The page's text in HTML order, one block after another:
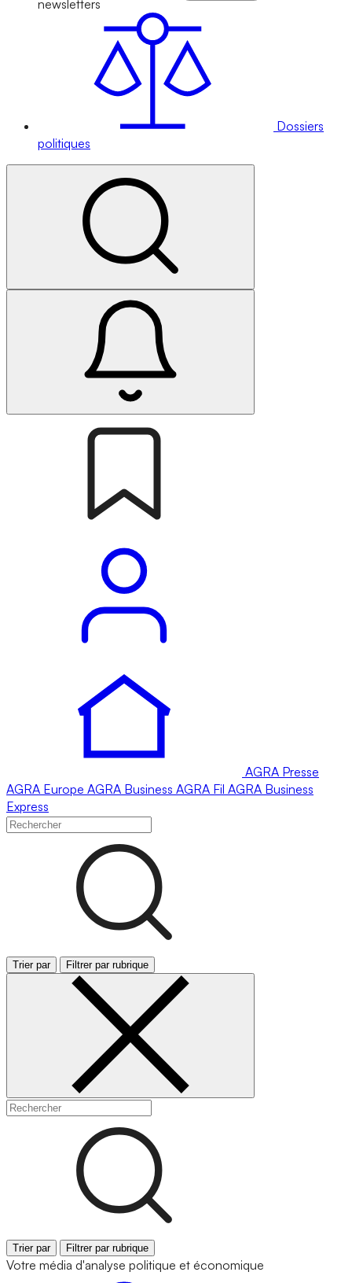
newsletters
Dossiers
politiques
AGRA Presse
AGRA Europe AGRA Business AGRA Fil AGRA Business
Express
Trier par Filtrer par rubrique
Trier par Filtrer par rubrique
Votre média d'analyse politique et économique